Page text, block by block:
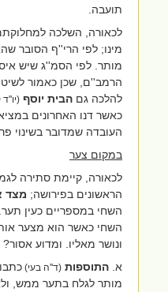
תועבה.
לכאורה, השלכה
מינו; לפי הרי''ף הסובר
מותר. לפי הסמ''ג שיש
הרמב''ם, שכן כאמור
להלכה גם הבית יוסף
כאשר דנו האחרונים
העובדה שמדובר בשינוי
במקום צער
לכאורה, קיימת סתירה
הראשונים בפירושה; מצד
השחי במספריים כעין תער.
השחי כאשר הוא מצער
ונושר מאליו. ומדוע
א. התוספות (ד''ה בעי)
מותר לגלח בתער ממש,